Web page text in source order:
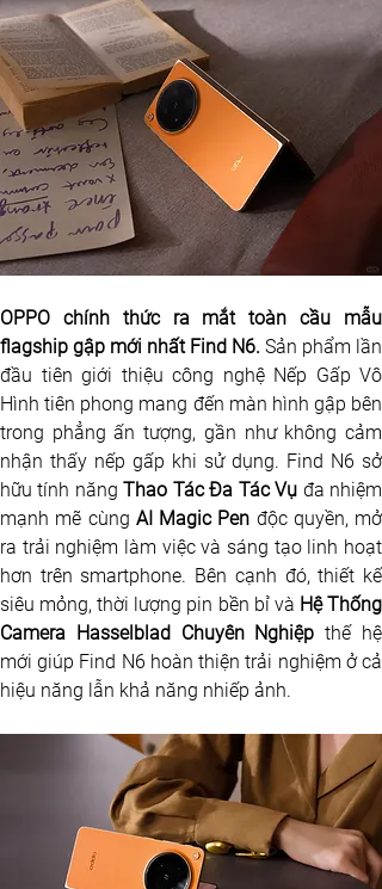
OPPO chính thức ra mắt toàn cầu mẫu
flagship gập mới nhất Find N6. Sản phẩm lần
đầu tiên giới thiệu công nghệ Nếp Gấp Vô
Hình tiên phong mang đến màn hình gập bên
trong phẳng ấn tượng, gần như không cảm
nhận thấy nếp gấp khi sử dụng. Find N6 sở
hữu tính năng Thao Tác Đa Tác Vụ đa nhiệm
mạnh mẽ cùng AI Magic Pen độc quyền, mở
ra trải nghiệm làm việc và sáng tạo linh hoạt
hơn trên smartphone. Bên cạnh đó, thiết kế
siêu mỏng, thời lượng pin bền bỉ và Hệ Thống
Camera Hasselblad Chuyên Nghiệp thế hệ
mới giúp Find N6 hoàn thiện trải nghiệm ở cả
hiệu năng lẫn khả năng nhiếp ảnh.